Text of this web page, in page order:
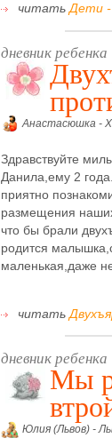
читатьДети -
дневник ребенка
Анастасюшка -
Здравствуйте
Данила,ему 2
приятно
размещения
что бы брали
родится
маленькая,даже
читать
дневник ребенка
Мы
Юлия (Львов) -